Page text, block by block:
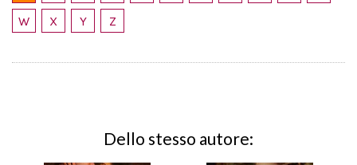
Calendario
W
X Y Z
Dello stesso autore: